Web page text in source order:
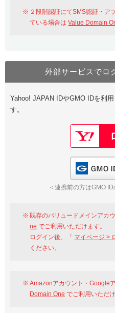
おすすめ One レンタルサー
Value Domain
Google
GMO ID
※AmazonはValue
Value Domain
以下で
Google
GMO ID
２段階認証にてSMS認証・ア
ている場合はValue Domain
外部サービスでロ
Yahoo! JAPAN IDやGMO IDを利
す。
＜連携前の方はGMO
既存のバリュードメインアカ
ne でご利用いただけます。
ログイン後、「 マイページ >
ください。
Amazonアカウント・Google
Domain One でご利用いただけ